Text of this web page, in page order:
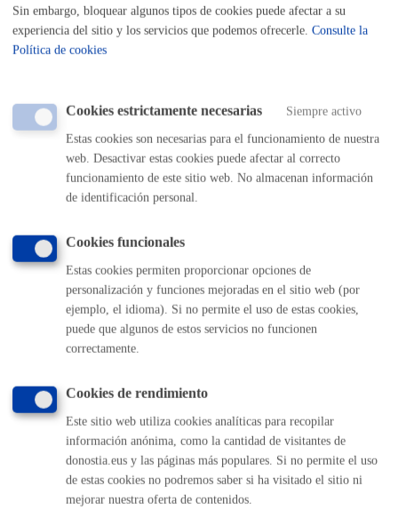
Clasificación de las Calles en orden a su Categoría
Lista de Calles (A - F)
Tasas por la Ocupación del Dominio Público Municipal
**Anexo a regir desde el 1 de enero de 2026
Plazo de resolución y sentido
del silencio
Plazo estimado:1 mes Plazo legal:3 meses
Sentido del silencio:Negativo
El plazo de resolución de cada expediente, puede ser
variable, dependiendo del tipo de actividad.
Contenedores (y vallados de cierre de fachada): 1
semana.
Otros elementos simples: 15 días
Elementos complejos: 1 mes.
Sin embargo, bloquear algunos tipos de cookies puede afectar a su
experiencia del sitio y los servicios que podemos ofrecerle. Consulte la
Política de cookies
Cookies estrictamente necesarias Siempre activo
Estas cookies son necesarias para el funcionamiento de nuestra
web. Desactivar estas cookies puede afectar al correcto
funcionamiento de este sitio web. No almacenan información
de identificación personal.
Cookies funcionales
Estas cookies permiten proporcionar opciones de
personalización y funciones mejoradas en el sitio web (por
ejemplo, el idioma). Si no permite el uso de estas cookies,
puede que algunos de estos servicios no funcionen
correctamente.
Cookies de rendimiento
Este sitio web utiliza cookies analíticas para recopilar
información anónima, como la cantidad de visitantes de
donostia.eus y las páginas más populares. Si no permite el uso
de estas cookies no podremos saber si ha visitado el sitio ni
mejorar nuestra oferta de contenidos.